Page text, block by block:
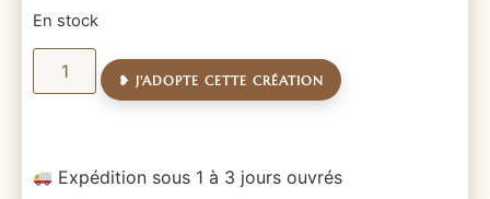
En stock
❥ J'ADOPTE CETTE CRÉATION
Expédition sous 1 à 3 jours ouvrés